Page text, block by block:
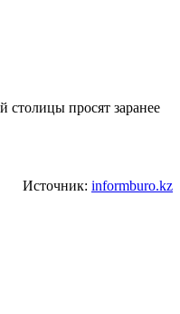
столицы просят заранее
Источник: informburo.kz